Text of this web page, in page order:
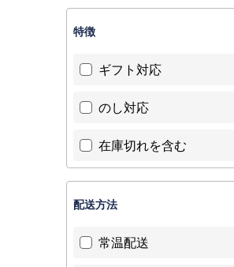
特徴
ギフト対応
のし対応
在庫切れを含む
配送方法
常温配送